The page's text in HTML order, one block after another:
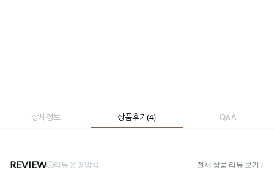
상세정보 상품후기(4) Q&A